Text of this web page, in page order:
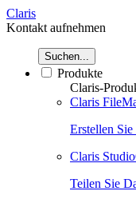
Claris
Kontakt aufnehmen
Suchen...
Produkte
Claris-
Claris
Erstellen Sie
Claris Studio
Teilen Sie